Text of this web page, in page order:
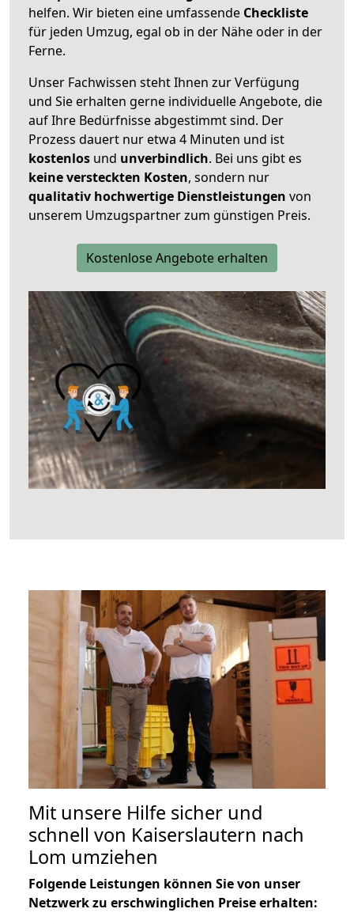
helfen. Wir bieten eine umfassende Checkliste
für jeden Umzug, egal ob in der Nähe oder in der
Ferne.
Unser Fachwissen steht Ihnen zur Verfügung
und Sie erhalten gerne individuelle Angebote, die
auf Ihre Bedürfnisse abgestimmt sind. Der
Prozess dauert nur etwa 4 Minuten und ist
kostenlos und unverbindlich. Bei uns gibt es
keine versteckten Kosten, sondern nur
qualitativ hochwertige Dienstleistungen von
unserem Umzugspartner zum günstigen Preis.
Kostenlose Angebote erhalten
Mit unsere Hilfe sicher und
schnell von Kaiserslautern nach
Lom umziehen
Folgende Leistungen können Sie von unser
Netzwerk zu erschwinglichen Preise erhalten: